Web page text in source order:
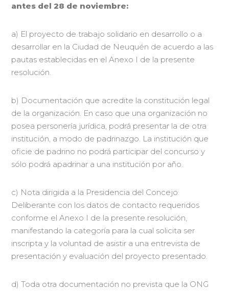
antes del 28 de noviembre:
a) El proyecto de trabajo solidario en desarrollo o a
desarrollar en la Ciudad de Neuquén de acuerdo a las
pautas establecidas en el Anexo I de la presente
resolución.
b) Documentación que acredite la constitución legal
de la organización. En caso que una organización no
posea personería jurídica, podrá presentar la de otra
institución, a modo de padrinazgo. La institución que
oficie de padrino no podrá participar del concurso y
sólo podrá apadrinar a una institución por año.
c) Nota dirigida a la Presidencia del Concejo
Deliberante con los datos de contacto requeridos
conforme el Anexo I de la presente resolución,
manifestando la categoría para la cual solicita ser
inscripta y la voluntad de asistir a una entrevista de
presentación y evaluación del proyecto presentado.
d) Toda otra documentación no prevista que la ONG